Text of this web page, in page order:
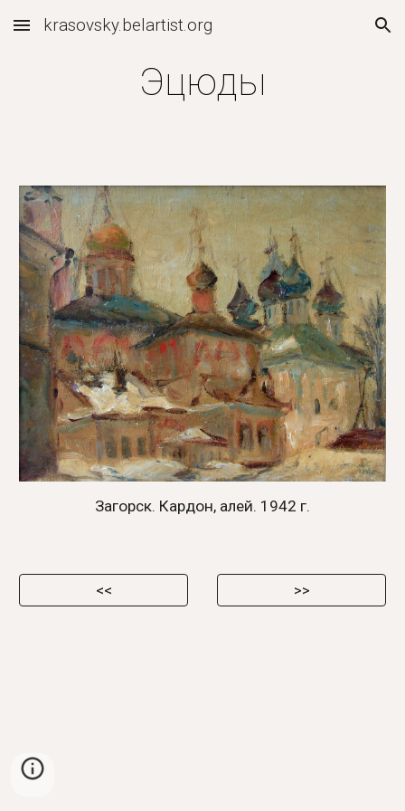
Skip to main content Skip to navigation
krasovsky.belartist.org
Эцюды
Загорск. Кардон, алей. 1942 г.
<< >>